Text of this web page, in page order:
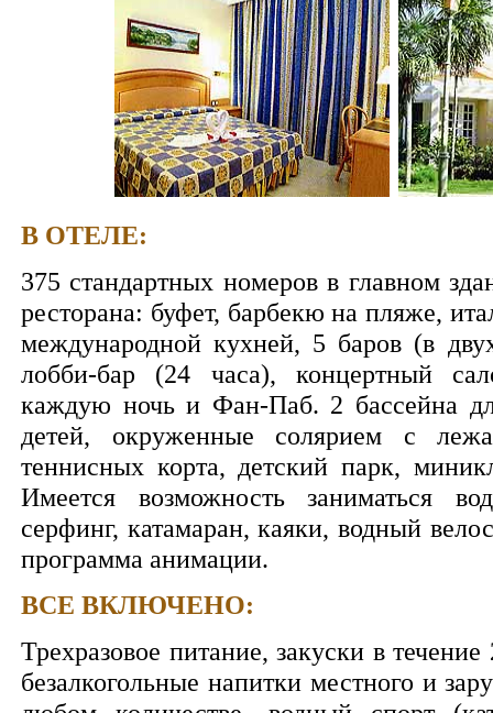
В ОТЕЛЕ:
375 стандартных номеров в главном
ресторана: буфет, барбекю на пляже,
международной кухней, 5 баров (в
лобби-бар (24 часа), концертный
каждую ночь и Фан-Паб. 2 бассейна
детей, окруженные солярием с
теннисных корта, детский парк,
Имеется возможность заниматься
серфинг, катамаран, каяки, водный
программа анимации.
ВСЕ ВКЛЮЧЕНО:
Трехразовое питание, закуски в
безалкогольные напитки местного и